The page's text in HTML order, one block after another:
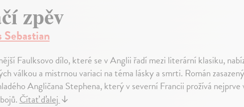
zpěv
Sebastian
Faulksovo dílo, které se v Anglii řadí mezi literární klasiku,
válkou a mistrnou variaci na téma lásky a smrti. Román
Angličana Stephena, který v severní Francii prožívá
Čítať ďalej↓